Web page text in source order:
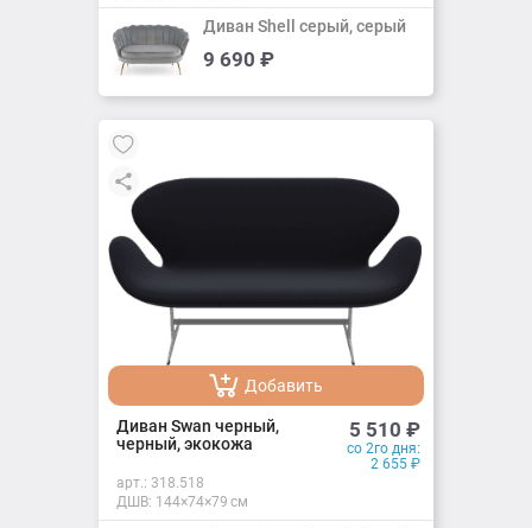
Добавить
Добавлено
Диван Shell серый, серый
9 690 ₽
Добавить
Добавлено
Диван Swan черный,
черный, экокожа
5 510 ₽
со 2го дня:
2 655 ₽
арт.: 318.518
ДШВ: 144×74×79 см